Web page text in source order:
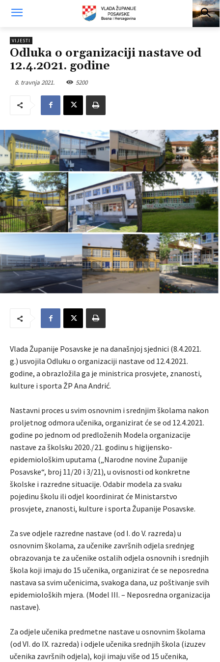
VIJESTI
Odluka o organizaciji nastave od
12.4.2021. godine
8. travnja 2021. 5200
Vlada Županije Posavske je na današnjoj sjednici (8.4.2021.
g.) usvojila Odluku o organizaciji nastave od 12.4.2021.
godine, a obrazložila ga je ministrica prosvjete, znanosti,
kulture i sporta ŽP Ana Andrić.
Nastavni proces u svim osnovnim i srednjim školama nakon
proljetnog odmora učenika, organizirat će se od 12.4.2021.
godine po jednom od predloženih Modela organizacije
nastave za školsku 2020./21. godinu s higijensko-
epidemiološkim uputama („Narodne novine Županije
Posavske“, broj 11/20 i 3/21), u ovisnosti od konkretne
školske i razredne situacije. Odabir modela za svaku
pojedinu školu ili odjel koordinirat će Ministarstvo
prosvjete, znanosti, kulture i sporta Županije Posavske.
Za sve odjele razredne nastave (od I. do V. razreda) u
osnovnim školama, za učenike završnih odjela srednjeg
obrazovanja te za učenike ostalih odjela osnovnih i srednjih
škola koji imaju do 15 učenika, organizirat će se neposredna
nastava sa svim učenicima, svakoga dana, uz poštivanje svih
epidemioloških mjera. (Model III. – Neposredna organizacija
nastave).
Za odjele učenika predmetne nastave u osnovnim školama
(od VI. do IX. razreda) i odjele učenika srednjih škola (izuzev
učenika završnih odjela), koji imaju više od 15 učenika,